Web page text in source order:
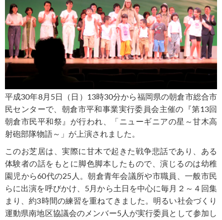
平成30年8月5日（日）13時30分から福岡県の朝倉市総合市
民センターで、朝倉市平和事業実行委員会主催の『第13回
朝倉市民平和祭』が行われ、「ニューギニアの星～甘木高
射砲部隊物語～」が上演されました。
このお芝居は、実際に甘木で起きた戦争悲話であり、ある
体験者の話をもとに脚色脚本したもので、演じるのは幼稚
園児から60代の25人。朝倉青年会議所や市職員、一般市民
らに出演を呼びかけ、5月から土日を中心に毎月２～４回集
まり、約3時間の練習を重ねてきました。明るい社会づくり
運動県南地区協議会のメンバー5人が実行委員として参加し